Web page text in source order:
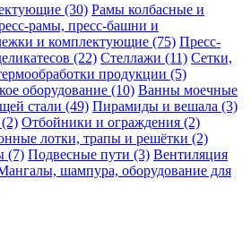
(30) Рамы колбасные и
рамы, пресс-башни и
и комплектующие (75) Пресс-
(22) Стеллажи (11) Сетки,
продукции (5)
оборудование (10) Ванны моечные
стали (49) Пирамиды и вешала (3)
Отбойники и ограждения (2)
лотки, трапы и решётки (2)
(7) Подвесные пути (3) Вентиляция
шампура, оборудование для